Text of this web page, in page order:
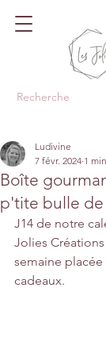
Boîte
p'tite bulle de
Ludivine
7 févr. 2024 1
J14 de notre
Jolies
semaine
cadeaux.